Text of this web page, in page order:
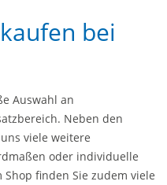
bei
Auswahl an
Neben den
viele weitere
oder individuelle
finden Sie zudem viele